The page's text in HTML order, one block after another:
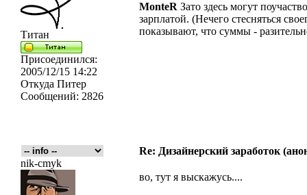
Титан
Присоединился:
2005/12/15 14:22
Откуда Питер
Сообщений: 2826
MonteR Зато здесь могут
зарплатой. (Нечего стесняться
показывают, что суммы -
Re: Дизайнерский заработок
nik-cmyk
во, тут я выскажусь....